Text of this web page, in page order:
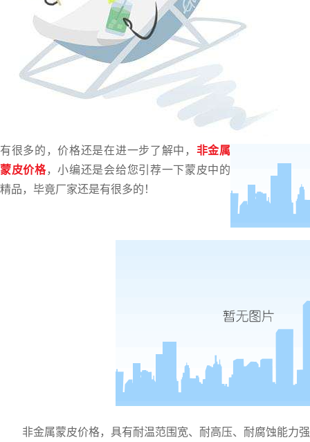
当前位置：尊龙凯时入口-人生就是博官网»新闻中心
来源：江苏江河机械 浏览：- 发布日期：
有很多的，价格还是在进一步了解中， 非金属
蒙皮价格，小编还是会给您引荐一下蒙皮中的
精品，毕竟厂家还是有很多的！
非金属蒙皮价格，具有耐温范围宽、耐高压、耐腐蚀能力